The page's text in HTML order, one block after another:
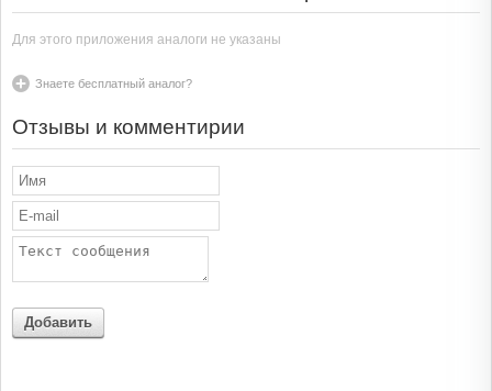
Для этого приложения аналоги не указаны
Знаете бесплатный аналог?
Отзывы и комментирии
Добавить